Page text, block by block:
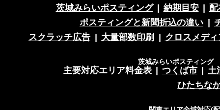
茨城みらいポスティング
納期目安
ポスティングと新聞折込の違い
スクラッチ広告
大量部数印刷 クロスメディ
茨城みらいポスティング
主要対応エリア料金表 つくば市
土
ひたちな